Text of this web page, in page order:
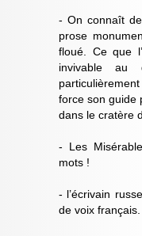
- On connaît
prose
floué. Ce que
invivable au
force son guide
dans le cratère
- Les
mots !
- l’écrivain
de voix français.